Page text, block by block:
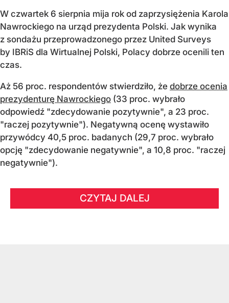
W czwartek 6 sierpnia mija rok od zaprzysiężenia Karola
Nawrockiego na urząd prezydenta Polski. Jak wynika
z sondażu przeprowadzonego przez United Surveys
by IBRiS dla Wirtualnej Polski, Polacy dobrze ocenili ten
czas.
Aż 56 proc. respondentów stwierdziło, że dobrze ocenia
prezydenturę Nawrockiego (33 proc. wybrało
odpowiedź "zdecydowanie pozytywnie", a 23 proc.
"raczej pozytywnie"). Negatywną ocenę wystawiło
przywódcy 40,5 proc. badanych (29,7 proc. wybrało
opcję "zdecydowanie negatywnie", a 10,8 proc. "raczej
negatywnie").
CZYTAJ DALEJ